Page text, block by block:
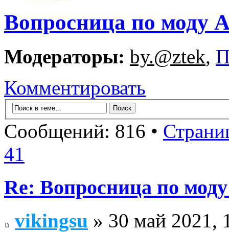
Вопросница по моду
Модераторы: by.@ztek,
Комментировать
Сообщений: 816 •
41
Re: Вопросница по
vikingsu » 30 май 2021,